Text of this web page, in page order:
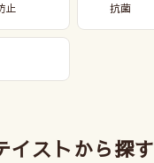
止 抗菌
イストから探す